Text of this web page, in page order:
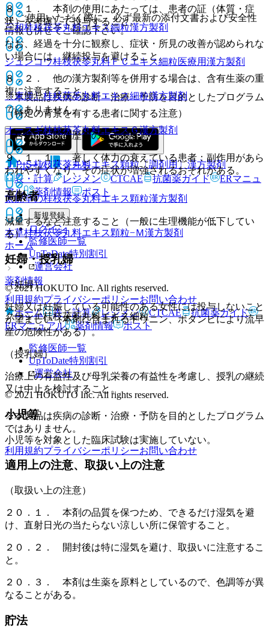
三和桂枝茯苓丸料エキス細粒漢方製剤
ジュンコウ桂枝茯苓丸料ＦＣエキス細粒医療用漢方製剤
〔東洋〕桂枝茯苓丸料エキス細粒漢方製剤
オースギ桂枝茯苓丸料エキスＧ漢方製剤
ＪＰＳ桂枝茯苓丸料エキス顆粒〔調剤用〕漢方製剤
太虎堂の桂枝茯苓丸料エキス顆粒漢方製剤
本草桂枝茯苓丸料エキス顆粒−Ｍ漢方製剤
ホーム
薬剤情報
クラシエ桂枝茯苓丸料エキス細粒
８．１． 本剤の使用にあたっては、患者の証（体質・症
状）を考慮して投与すること。
なお、経過を十分に観察し、症状・所見の改善が認められな
い場合には、継続投与を避けること。
８．２． 他の漢方製剤等を併用する場合は、含有生薬の重
複に注意すること。
（特定の背景を有する患者に関する注意）
（合併症・既往歴等のある患者）
９．１．１． 著しく体力の衰えている患者：副作用があら
われやすくなり、その症状が増強されるおそれがある。
高齢者
減量するなど注意すること（一般に生理機能が低下してい
る）。
妊婦・授乳婦
（妊婦）
妊婦又は妊娠している可能性のある女性には投与しないこと
が望ましい（本剤に含まれるトウニン、ボタンピにより流早
産の危険性がある）。
（授乳婦）
治療上の有益性及び母乳栄養の有益性を考慮し、授乳の継続
又は中止を検討すること。
小児等
小児等を対象とした臨床試験は実施していない。
適用上の注意、取扱い上の注意
（取扱い上の注意）
２０．１． 本剤の品質を保つため、できるだけ湿気を避
け、直射日光の当たらない涼しい所に保管すること。
２０．２． 開封後は特に湿気を避け、取扱いに注意するこ
と。
２０．３． 本剤は生薬を原料としているので、色調等が異
なることがある。
貯法
※ ご使用いただく際に、必ず最新の添付文書および安全性
情報も併せてご確認下さい。
※本製品は疾病の診断・治療・予防を目的としたプログラム
ではありません。
ホーム
ノート
表・計算
レジメン CTCAE 抗菌薬ガイド
ERマニュ
アル
薬剤情報 ポスト
新規登録
ログイン
監修医師一覧
UpToDate特別割引
運営会社
© 2021 HOKUTO Inc. All rights reserved.
利用規約プライバシーポリシーお問い合わせ
ホーム
表・計算 レジメン CTCAE
抗菌薬ガイド
ERマニュアル
薬剤情報 ポスト
監修医師一覧
UpToDate特別割引
運営会社
© 2021 HOKUTO Inc. All rights reserved.
※本製品は疾病の診断・治療・予防を目的としたプログラム
ではありません。
利用規約プライバシーポリシーお問い合わせ